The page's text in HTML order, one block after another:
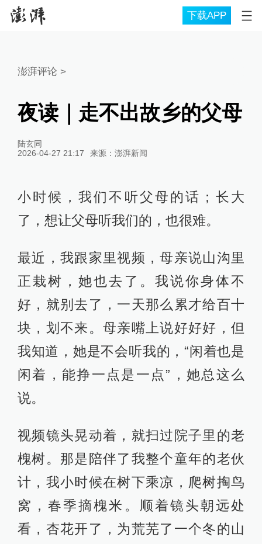
下载APP
澎湃评论 >
夜读｜走不出故乡的父母
陆玄同
2026-04-27 21:17
来源： 澎湃新闻
小时候，我们不听父母的话；长大
了，想让父母听我们的，也很难。
最近，我跟家里视频，母亲说山沟里
正栽树，她也去了。我说你身体不
好，就别去了，一天那么累才给百十
块，划不来。母亲嘴上说好好好，但
我知道，她是不会听我的，“闲着也是
闲着，能挣一点是一点”，她总这么
说。
视频镜头晃动着，就扫过院子里的老
槐树。那是陪伴了我整个童年的老伙
计，我小时候在树下乘凉，爬树掏鸟
窝，春季摘槐米。顺着镜头朝远处
看，杏花开了，为荒芜了一个冬的山